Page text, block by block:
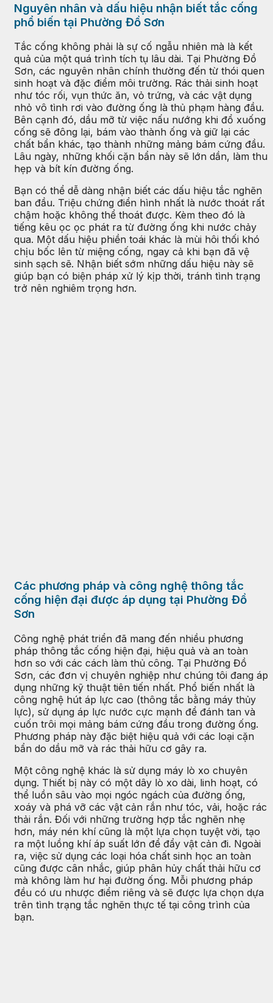
Nguyên nhân và dấu hiệu nhận biết tắc cống
phổ biến tại Phường Đồ Sơn
Tắc cống không phải là sự cố ngẫu nhiên mà là kết
quả của một quá trình tích tụ lâu dài. Tại Phường Đồ
Sơn, các nguyên nhân chính thường đến từ thói quen
sinh hoạt và đặc điểm môi trường. Rác thải sinh hoạt
như tóc rối, vụn thức ăn, vỏ trứng, và các vật dụng
nhỏ vô tình rơi vào đường ống là thủ phạm hàng đầu.
Bên cạnh đó, dầu mỡ từ việc nấu nướng khi đổ xuống
cống sẽ đông lại, bám vào thành ống và giữ lại các
chất bẩn khác, tạo thành những mảng bám cứng đầu.
Lâu ngày, những khối cặn bẩn này sẽ lớn dần, làm thu
hẹp và bít kín đường ống.
Bạn có thể dễ dàng nhận biết các dấu hiệu tắc nghẽn
ban đầu. Triệu chứng điển hình nhất là nước thoát rất
chậm hoặc không thể thoát được. Kèm theo đó là
tiếng kêu ọc ọc phát ra từ đường ống khi nước chảy
qua. Một dấu hiệu phiền toái khác là mùi hôi thối khó
chịu bốc lên từ miệng cống, ngay cả khi bạn đã vệ
sinh sạch sẽ. Nhận biết sớm những dấu hiệu này sẽ
giúp bạn có biện pháp xử lý kịp thời, tránh tình trạng
trở nên nghiêm trọng hơn.
Các phương pháp và công nghệ thông tắc
cống hiện đại được áp dụng tại Phường Đồ
Sơn
Công nghệ phát triển đã mang đến nhiều phương
pháp thông tắc cống hiện đại, hiệu quả và an toàn
hơn so với các cách làm thủ công. Tại Phường Đồ
Sơn, các đơn vị chuyên nghiệp như chúng tôi đang áp
dụng những kỹ thuật tiên tiến nhất. Phổ biến nhất là
công nghệ hút áp lực cao (thông tắc bằng máy thủy
lực), sử dụng áp lực nước cực mạnh để đánh tan và
cuốn trôi mọi mảng bám cứng đầu trong đường ống.
Phương pháp này đặc biệt hiệu quả với các loại cặn
bẩn do dầu mỡ và rác thải hữu cơ gây ra.
Một công nghệ khác là sử dụng máy lò xo chuyên
dụng. Thiết bị này có một dây lò xo dài, linh hoạt, có
thể luồn sâu vào mọi ngóc ngách của đường ống,
xoáy và phá vỡ các vật cản rắn như tóc, vải, hoặc rác
thải rắn. Đối với những trường hợp tắc nghẽn nhẹ
hơn, máy nén khí cũng là một lựa chọn tuyệt vời, tạo
ra một luồng khí áp suất lớn để đẩy vật cản đi. Ngoài
ra, việc sử dụng các loại hóa chất sinh học an toàn
cũng được cân nhắc, giúp phân hủy chất thải hữu cơ
mà không làm hư hại đường ống. Mỗi phương pháp
đều có ưu nhược điểm riêng và sẽ được lựa chọn dựa
trên tình trạng tắc nghẽn thực tế tại công trình của
bạn.